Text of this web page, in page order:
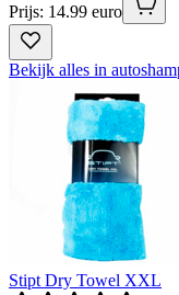
Prijs: 14.99 euro
Bekijk alles in
Stipt Dry Towel XXL